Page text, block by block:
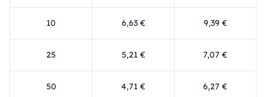
10 6,63 € 9,39 €
25 5,21 € 7,07 €
50 4,71 € 6,27 €